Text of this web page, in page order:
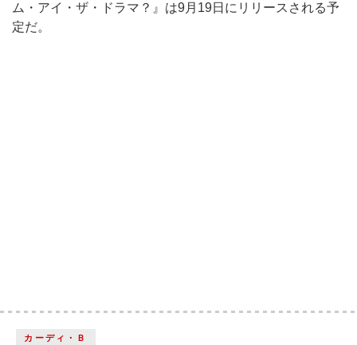
ム・アイ・ザ・ドラマ？』は9月19日にリリースされる予
定だ。
カーディ・Ｂ